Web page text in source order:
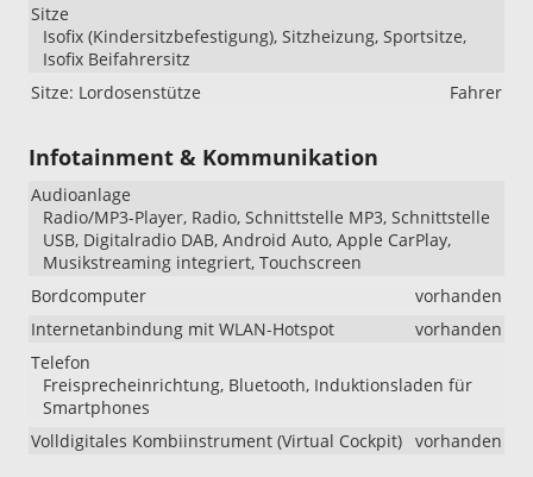
Sitze
Isofix (Kindersitzbefestigung), Sitzheizung, Sportsitze,
Isofix Beifahrersitz
Sitze: Lordosenstütze
Fahrer
Infotainment & Kommunikation
Audioanlage
Radio/MP3-Player, Radio, Schnittstelle MP3, Schnittstelle
USB, Digitalradio DAB, Android Auto, Apple CarPlay,
Musikstreaming integriert, Touchscreen
Bordcomputer
vorhanden
Internetanbindung mit WLAN-Hotspot
vorhanden
Telefon
Freisprecheinrichtung, Bluetooth, Induktionsladen für
Smartphones
Volldigitales Kombiinstrument (Virtual Cockpit) vorhanden